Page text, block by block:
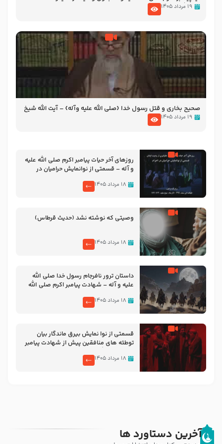
آیت الله سید علی میلانی
۱۹ مرداد ۱۴۰۵
صحیح بخاری و قتل رسول‌ خدا {صلی ‌الله علیه‌ وآله} – آیت الله شیخ
حسین غیب غلامی
۱۹ مرداد ۱۴۰۵
روزهای آخر حیات پیامبر اکرم صلی الله علیه
و آله – قسمتی از نوانمایش حرامیان در
۱۸ مرداد ۱۴۰۵
وصیتی که نوشته نشد (حدیث قرطاس)
۱۸ مرداد ۱۴۰۵
‌‌‌‌‌‌‌داستان ترور نافرجام رسول خدا صلی الله
علیه و آله – شهادت پیامبر اکرم صلی الله
۱۸ مرداد ۱۴۰۵
قسمتی از نوا نمایش بیرق ماندگار بیان
توطئه های منافقین پیش از شهادت پیامبر
۱۸ مرداد ۱۴۰۵
آخرین دستاورد ها